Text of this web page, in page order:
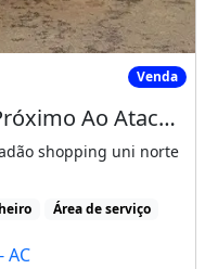
Próximo Ao Atacadão
Venda
Casa no Nova Esperança Próximo Ao Atacadão
shopping uni norte
Área de serviço
AC